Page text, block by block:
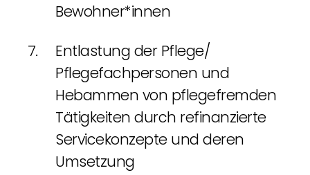
Bewohner*innen
Entlastung der Pflege/
Pflegefachpersonen und
Hebammen von pflegefremden
Tätigkeiten durch refinanzierte
Servicekonzepte und deren
Umsetzung